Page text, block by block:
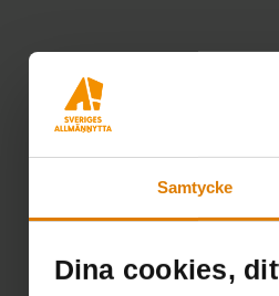
Samtycke
Dina cookies,